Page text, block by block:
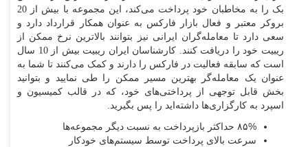
بک را به مخاطبان خود پرداخت می‌کند، این مجموعه با بیش از 20
بروکر معتبر و فعال بازار فارکس به عنوان همکار قرارداد دارد و
سعی دارد تا معامله‌گران ایرانی نیز بتوانند بالاترین نرخ ممکن از
ریبیت خود را دریافت کنند. کارشناسان ایران ریبیت بیش از 10 سال
است که سابقه فعالیت در فارکس را دارند و کمک می‌کنند تا شما به
عنوان یک معامله‌گر بهترین مسیر ممکن را طی نمایید و بتوانید
بخش قابل توجهی از پرداختی‌های خود، که در قالب کمیسیون و
اسپرد به کارگزاری‌ها داشته‌اید را پس بگیرید.
۸۵% حداکثر بازپرداخت به نسبت دیگر مجموعه‌ها
سرعت بالای پرداخت توسط سیستم‌های خودکار